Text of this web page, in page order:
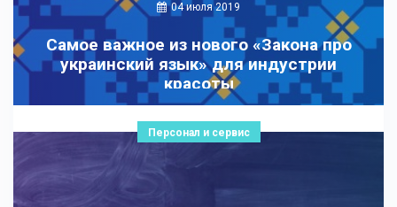
04 июля 2019
Самое важное из нового «Закона про
украинский язык» для индустрии
красоты
Персонал и сервис